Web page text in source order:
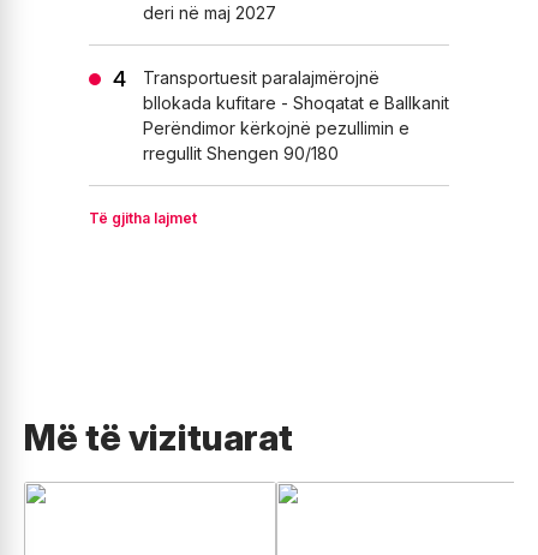
deri në maj 2027
Transportuesit paralajmërojnë
bllokada kufitare - Shoqatat e Ballkanit
Perëndimor kërkojnë pezullimin e
rregullit Shengen 90/180
Të gjitha lajmet
Më të vizituarat